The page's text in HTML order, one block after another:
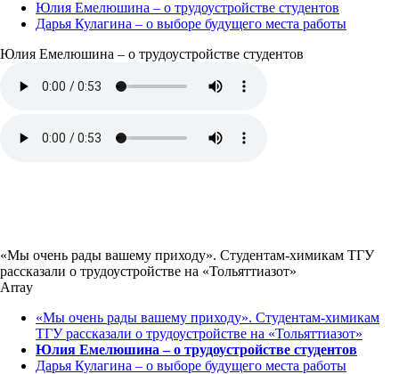
Юлия Емелюшина – о трудоустройстве студентов
Дарья Кулагина – о выборе будущего места работы
Юлия Емелюшина – о трудоустройстве студентов
«Мы очень рады вашему приходу». Студентам-химикам ТГУ
рассказали о трудоустройстве на «Тольяттиазот»
Array
«Мы очень рады вашему приходу». Студентам-химикам
ТГУ рассказали о трудоустройстве на «Тольяттиазот»
Юлия Емелюшина – о трудоустройстве студентов
Дарья Кулагина – о выборе будущего места работы